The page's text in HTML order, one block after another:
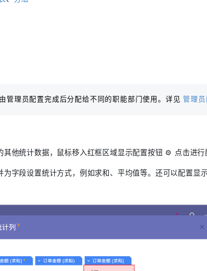
管理员配置完成后分配给不同的职能部门使用。详见管理
他统计数据，鼠标移入红框区域显示配置按钮 ⚙️ 点击进行
字段设置统计方式，例如求和、平均值等。还可以配置显